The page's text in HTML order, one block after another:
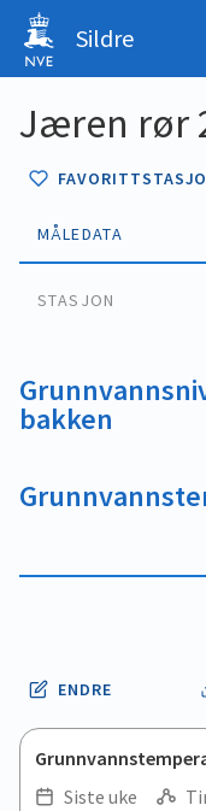
Sildre
Jæren rør
MÅLEDATA
STASJON
bakken
ENDRE
Siste uke